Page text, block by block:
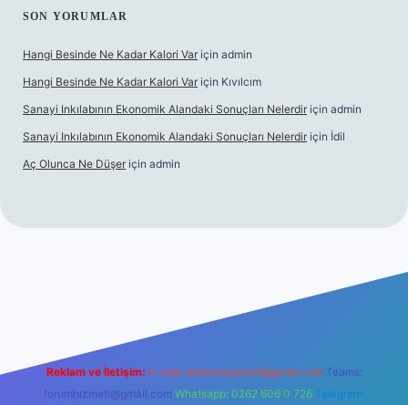
SON YORUMLAR
Hangi Besinde Ne Kadar Kalori Var için admin
Hangi Besinde Ne Kadar Kalori Var için Kıvılcım
Sanayi Inkılabının Ekonomik Alandaki Sonuçları Nelerdir için admin
Sanayi Inkılabının Ekonomik Alandaki Sonuçları Nelerdir için İdil
Aç Olunca Ne Düşer için admin
Reklam ve İletişim: E-mail: backlinkpaneli@gmail.com Teams:
forumhizmeti@gmail.com Whatsapp: 0262 606 0 726 Telegram: